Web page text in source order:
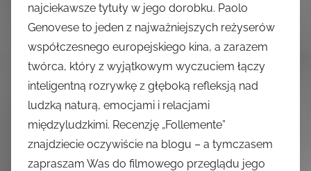
najciekawsze tytuły w jego dorobku. Paolo
Genovese to jeden z najważniejszych reżyserów
współczesnego europejskiego kina, a zarazem
twórca, który z wyjątkowym wyczuciem łączy
inteligentną rozrywkę z głęboką refleksją nad
ludzką naturą, emocjami i relacjami
międzyludzkimi. Recenzję „Follemente”
znajdziecie oczywiście na blogu – a tymczasem
zapraszam Was do filmowego przeglądu jego